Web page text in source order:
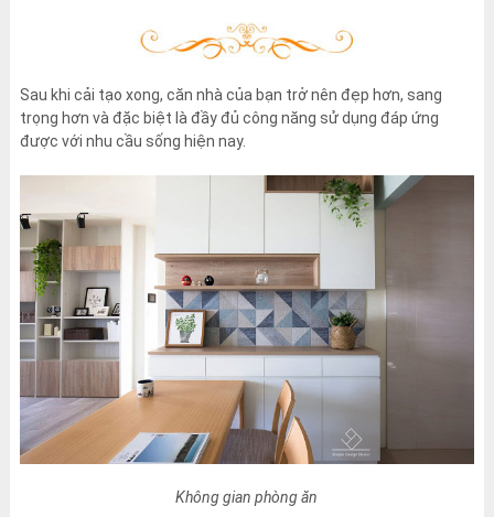
Sau khi cải tạo xong, căn nhà của bạn trở nên đẹp hơn, sang
trọng hơn và đặc biệt là đầy đủ công năng sử dụng đáp ứng
được với nhu cầu sống hiện nay.
Không gian phòng ăn